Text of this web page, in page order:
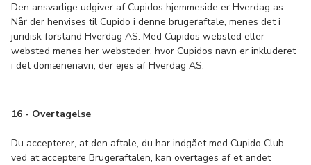
Den ansvarlige udgiver af Cupidos hjemmeside er Hverdag as.
Når der henvises til Cupido i denne brugeraftale, menes det i
juridisk forstand Hverdag AS. Med Cupidos websted eller
websted menes her websteder, hvor Cupidos navn er inkluderet
i det domænenavn, der ejes af Hverdag AS.
16 - Overtagelse
Du accepterer, at den aftale, du har indgået med Cupido Club
ved at acceptere Brugeraftalen, kan overtages af et andet